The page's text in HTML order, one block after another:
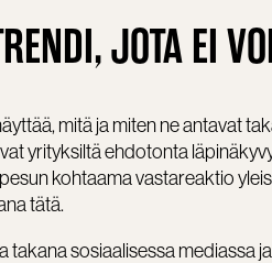
JOTA EI
mitä ja miten ne antavat
yrityksiltä ehdotonta
kohtaama vastareaktio
tätä.
takana sosiaalisessa mediassa